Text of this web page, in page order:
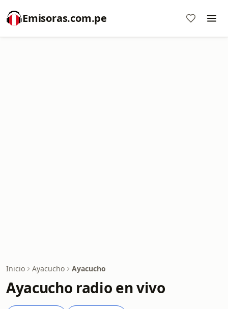
Emisoras.com.pe
Inicio Ayacucho Ayacucho
Ayacucho radio en vivo